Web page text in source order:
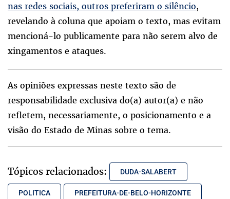
nas redes sociais, outros preferiram o silêncio,
revelando à coluna que apoiam o texto, mas evitam
mencioná-lo publicamente para não serem alvo de
xingamentos e ataques.
As opiniões expressas neste texto são de
responsabilidade exclusiva do(a) autor(a) e não
refletem, necessariamente, o posicionamento e a
visão do Estado de Minas sobre o tema.
Tópicos relacionados: DUDA-SALABERT
POLITICA PREFEITURA-DE-BELO-HORIZONTE